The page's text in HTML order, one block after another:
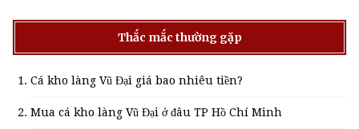
Thắc mắc thường gặp
Cá kho làng Vũ Đại giá bao nhiêu tiền?
Mua cá kho làng Vũ Đại ở đâu TP Hồ Chí Minh